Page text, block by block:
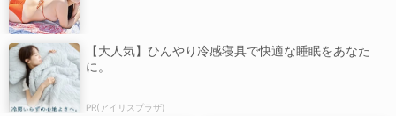
【大人気】ひんやり冷感寝具で快適な睡眠をあなた
に。
PR(アイリスプラザ)